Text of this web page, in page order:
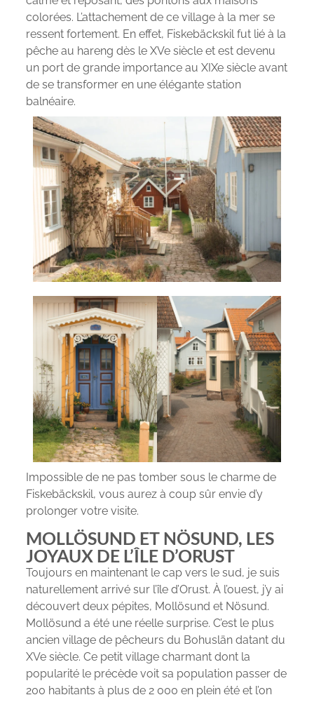
colorées. L’attachement de ce village à la mer se
ressent fortement. En effet, Fiskebäckskil fut lié à la
pêche au hareng dès le XVe siècle et est devenu
un port de grande importance au XIXe siècle avant
de se transformer en une élégante station
balnéaire.
Impossible de ne pas tomber sous le charme de
Fiskebäckskil, vous aurez à coup sûr envie d’y
prolonger votre visite.
MOLLÖSUND ET NÖSUND, LES
JOYAUX DE L’ÎLE D’ORUST
Toujours en maintenant le cap vers le sud, je suis
naturellement arrivé sur l’île d’Orust. À l’ouest, j’y ai
découvert deux pépites, Mollösund et Nösund.
Mollösund a été une réelle surprise. C’est le plus
ancien village de pêcheurs du Bohuslän datant du
XVe siècle. Ce petit village charmant dont la
popularité le précède voit sa population passer de
200 habitants à plus de 2 000 en plein été et l’on